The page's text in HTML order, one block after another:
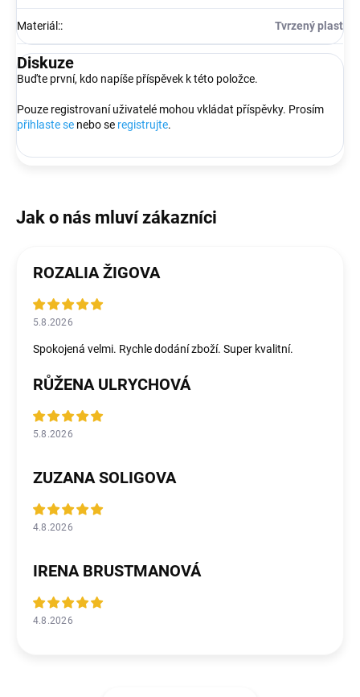
Materiál:: Tvrzený plast
Diskuze
Buďte první, kdo napíše příspěvek k této položce.
Pouze registrovaní uživatelé mohou vkládat příspěvky. Prosím
přihlaste se nebo se registrujte.
ROZALIA ŽIGOVA
5.8.2026
Spokojená velmi. Rychle dodání zboží. Super kvalitní.
RŮŽENA ULRYCHOVÁ
5.8.2026
ZUZANA SOLIGOVA
4.8.2026
IRENA BRUSTMANOVÁ
4.8.2026